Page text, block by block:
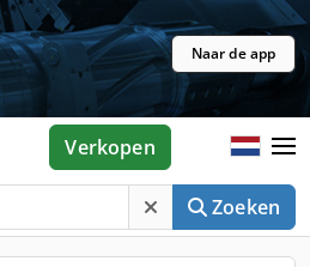
Naar de app
Zoeken
Verkopen